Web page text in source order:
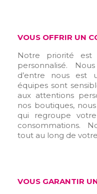
VOUS OFFRIR UN
Notre priorité
personnalisé.
d’entre nous est
équipes sont
aux attentions
nos boutiques,
qui regroupe
consommations.
tout au long de
VOUS GARANTIR